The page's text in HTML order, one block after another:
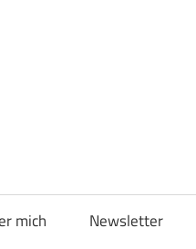
mich Newsletter